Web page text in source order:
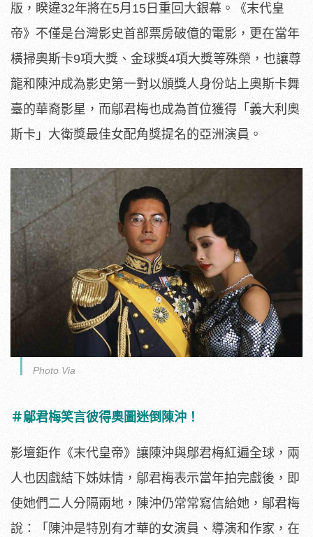
版，睽違32年將在5月15日重回大銀幕。《末代皇
帝》不僅是台灣影史首部票房破億的電影，更在當年
橫掃奧斯卡9項大獎、金球獎4項大獎等殊榮，也讓尊
龍和陳沖成為影史第一對以頒獎人身份站上奧斯卡舞
臺的華裔影星，而鄔君梅也成為首位獲得「義大利奧
斯卡」大衛獎最佳女配角獎提名的亞洲演員。
Photo Via
＃鄔君梅笑言彼得奧圖迷倒陳沖！
影壇鉅作《末代皇帝》讓陳沖與鄔君梅紅遍全球， 兩
人也因戲結下姊妹情，鄔君梅表示當年拍完戲後， 即
使她們二人分隔兩地，陳沖仍常常寫信給她，鄔君梅
說：「 陳沖是特別有才華的女演員、導演和作家，在